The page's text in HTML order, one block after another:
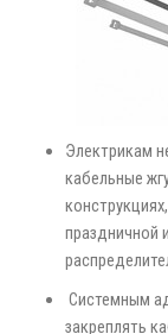
Электрикам
кабельные
праздничной
Системным
закреплять